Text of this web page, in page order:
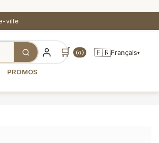
ville
🛒 (0) 🇫🇷Français▾
PROMOS